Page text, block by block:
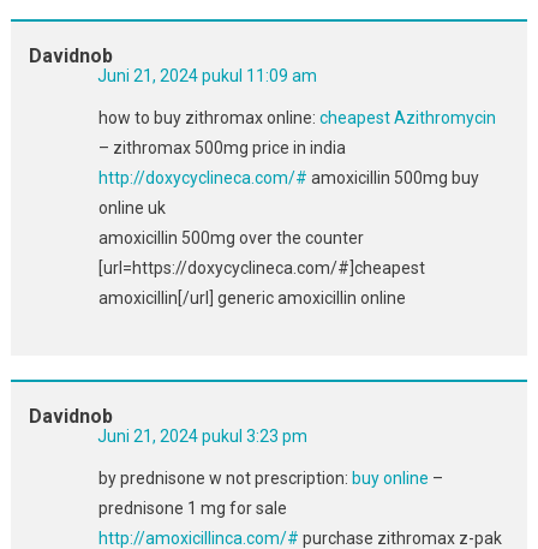
Davidnob
Juni 21, 2024 pukul 11:09 am
how to buy zithromax online: cheapest Azithromycin
– zithromax 500mg price in india
http://doxycyclineca.com/# amoxicillin 500mg buy
online uk
amoxicillin 500mg over the counter
[url=https://doxycyclineca.com/#]cheapest
amoxicillin[/url] generic amoxicillin online
Davidnob
Juni 21, 2024 pukul 3:23 pm
by prednisone w not prescription: buy online –
prednisone 1 mg for sale
http://amoxicillinca.com/# purchase zithromax z-pak